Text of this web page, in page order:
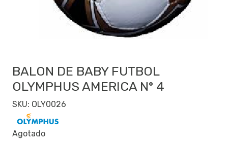
BALON DE BABY FUTBOL
OLYMPHUS AMERICA N° 4
SKU: OLY0026
Agotado